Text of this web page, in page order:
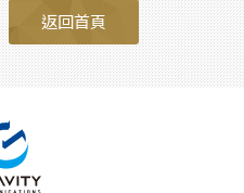
返回首頁